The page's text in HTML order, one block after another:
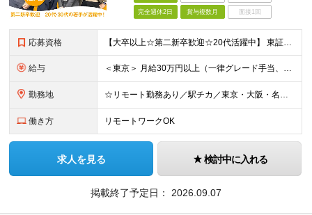
完全週休2日 賞与複数月 面接1回
応募資格 【大卒以上☆第二新卒歓迎☆20代活躍中】 東証プライム上場／フレックスタイム／年間休日125日以上／リモートワークOK！ 初めての転職という方も大歓迎です！ ◆業種未経験歓迎 ◆職種未経験歓迎 ◆中
給与 ＜東京＞ 月給30万円以上（一律グレード手当、一律営業手当、一律地域手当含む）＋インセンティブ ※時間外労働42時間分を一律グレード手当として7万4117円支給。超過分は別途支給。 また一律営業手当と
勤務地 ☆リモート勤務あり／駅チカ／東京・大阪・名古屋から希望OK☆ ＜東京オフィス＞ 〒107-0052 東京都港区赤坂1-11-30 赤坂一丁目センタービル3階 ＜大阪オフィス＞ 〒530-0018
働き方 リモートワークOK
求人を見る 検討中に入れる
掲載終了予定日： 2026.09.07